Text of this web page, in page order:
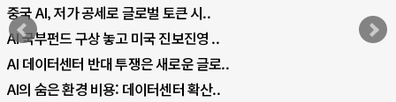
중국 AI, 저가 공세로 글로벌 토큰 시..
AI 국부펀드 구상 놓고 미국 진보진영 ..
AI 데이터센터 반대 투쟁은 새로운 글로..
AI의 숨은 환경 비용: 데이터센터 확산..